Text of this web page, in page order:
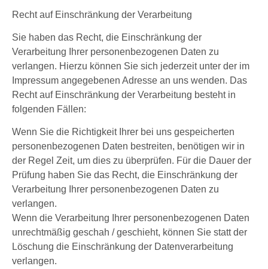
Recht auf Einschränkung der Verarbeitung
Sie haben das Recht, die Einschränkung der
Verarbeitung Ihrer personenbezogenen Daten zu
verlangen. Hierzu können Sie sich jederzeit unter der im
Impressum angegebenen Adresse an uns wenden. Das
Recht auf Einschränkung der Verarbeitung besteht in
folgenden Fällen:
Wenn Sie die Richtigkeit Ihrer bei uns gespeicherten
personenbezogenen Daten bestreiten, benötigen wir in
der Regel Zeit, um dies zu überprüfen. Für die Dauer der
Prüfung haben Sie das Recht, die Einschränkung der
Verarbeitung Ihrer personenbezogenen Daten zu
verlangen.
Wenn die Verarbeitung Ihrer personenbezogenen Daten
unrechtmäßig geschah / geschieht, können Sie statt der
Löschung die Einschränkung der Datenverarbeitung
verlangen.